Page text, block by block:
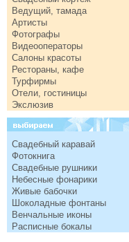
Ведущий, тамада
Артисты
Фотографы
Видеооператоры
Салоны красоты
Рестораны, кафе
Турфирмы
Отели, гостиницы
Экслюзив
Свадебный каравай
Фотокнига
Свадебные рушники
Небесные фонарики
Живые бабочки
Шоколадные фонтаны
Венчальные иконы
Расписные бокалы